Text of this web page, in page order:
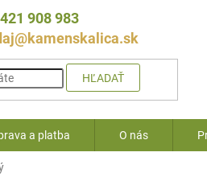
908 983
HĽADAŤ
a platba O nás